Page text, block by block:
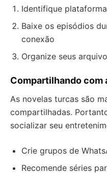
Identifique
Baixe os episódios
conexão
Organize seus
Compartilhando com
As novelas turcas são
compartilhadas.
socializar seu
Crie grupos de
Recomende séries